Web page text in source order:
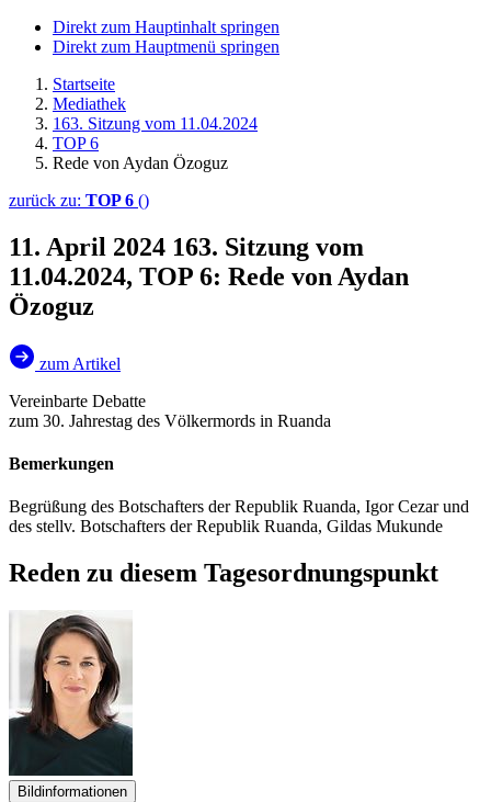
Direkt zum Hauptinhalt springen
Direkt zum Hauptmenü springen
Startseite
Mediathek
163. Sitzung vom 11.04.2024
TOP 6
Rede von Aydan Özoguz
zurück zu: TOP 6 ()
11. April 2024 163. Sitzung vom
11.04.2024, TOP 6: Rede von Aydan
Özoguz
zum Artikel
Vereinbarte Debatte
zum 30. Jahrestag des Völkermords in Ruanda
Bemerkungen
Begrüßung des Botschafters der Republik Ruanda, Igor Cezar und
des stellv. Botschafters der Republik Ruanda, Gildas Mukunde
Reden zu diesem Tagesordnungspunkt
Bildinformationen